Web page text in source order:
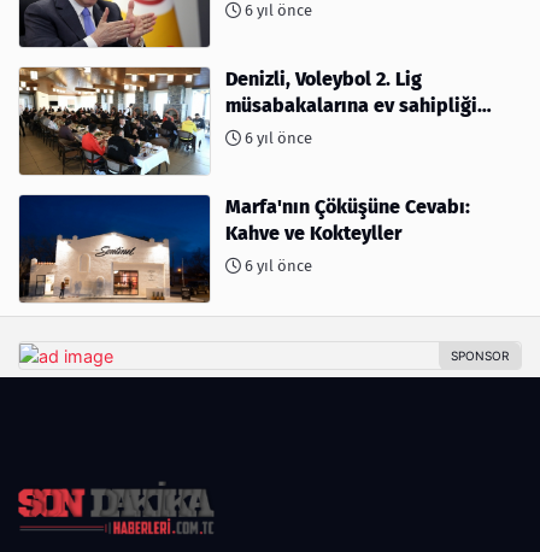
6 yıl önce
Denizli, Voleybol 2. Lig
müsabakalarına ev sahipliği
yapıyor
6 yıl önce
Marfa'nın Çöküşüne Cevabı:
Kahve ve Kokteyller
6 yıl önce